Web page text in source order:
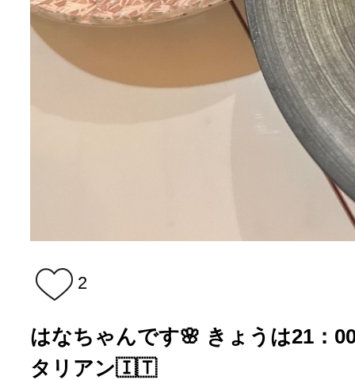
2
はなちゃんです🌸 きょうは21：
タリアン🇮🇹